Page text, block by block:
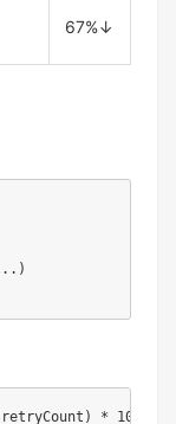
67%↓
. . )
retryCount ) * 1000